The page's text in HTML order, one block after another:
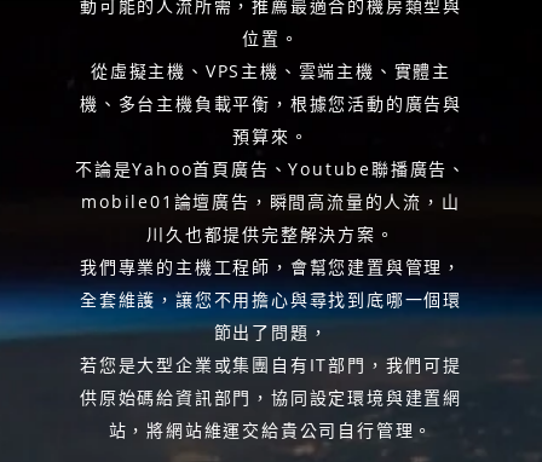
動可能的人流所需，推薦最適合的機房類型與
位置。
從虛擬主機、VPS主機、雲端主機、實體主
機、多台主機負載平衡，根據您活動的廣告與
預算來。
不論是Yahoo首頁廣告、Youtube聯播廣告、
mobile01論壇廣告，瞬間高流量的人流，山
川久也都提供完整解決方案。
我們專業的主機工程師，會幫您建置與管理，
全套維護，讓您不用擔心與尋找到底哪一個環
節出了問題，
若您是大型企業或集團自有IT部門，我們可提
供原始碼給資訊部門，協同設定環境與建置網
站，將網站維運交給貴公司自行管理。